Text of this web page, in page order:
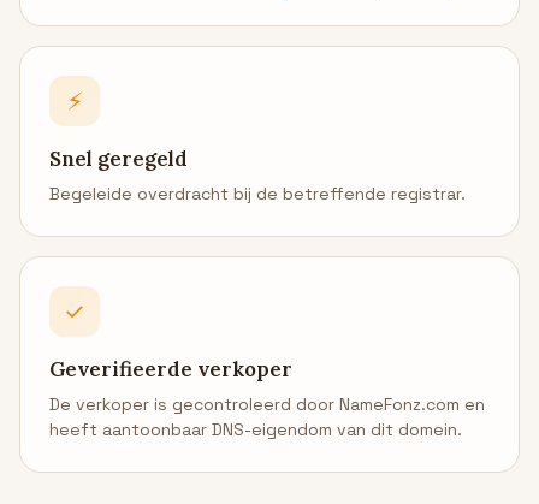
⚡
Snel geregeld
Begeleide overdracht bij de betreffende registrar.
✓
Geverifieerde verkoper
De verkoper is gecontroleerd door NameFonz.com en
heeft aantoonbaar DNS-eigendom van dit domein.